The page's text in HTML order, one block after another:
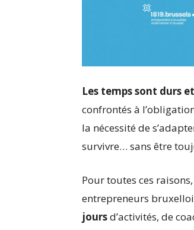
Les temps sont durs
confrontés à
la nécessité de
survivre… sans être
Pour toutes ces
entrepreneurs
joursd’activités, de